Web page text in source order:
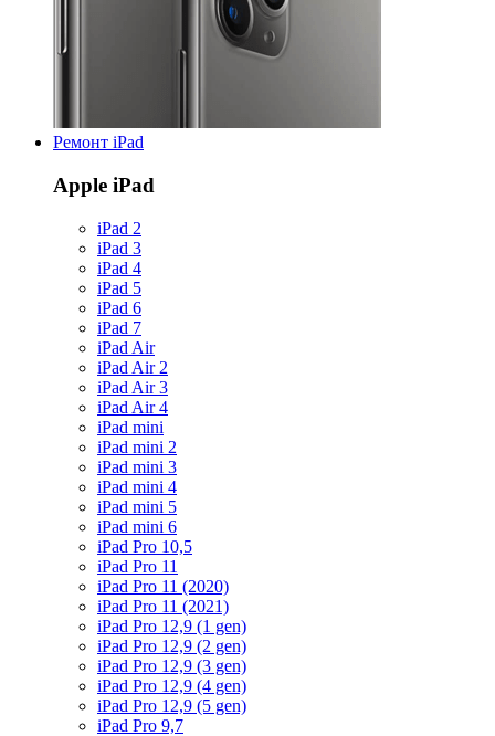
Ремонт iPad
Apple iPad
iPad 2
iPad 3
iPad 4
iPad 5
iPad 6
iPad 7
iPad Air
iPad Air 2
iPad Air 3
iPad Air 4
iPad mini
iPad mini 2
iPad mini 3
iPad mini 4
iPad mini 5
iPad mini 6
iPad Pro 10,5
iPad Pro 11
iPad Pro 11 (2020)
iPad Pro 11 (2021)
iPad Pro 12,9 (1 gen)
iPad Pro 12,9 (2 gen)
iPad Pro 12,9 (3 gen)
iPad Pro 12,9 (4 gen)
iPad Pro 12,9 (5 gen)
iPad Pro 9,7